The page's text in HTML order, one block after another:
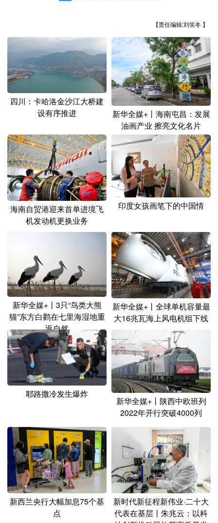
Deutsch Português
【责任编辑:刘笑冬 】
四川：卡哈洛金沙江大桥建
设有序推进
新华全媒+丨海南屯昌：发展
油画产业 擦亮文化名片
海南自贸港迎来首单进境飞
机发动机更换业务
印度女孩画笔下的中国情
新华全媒+丨3只“鸟类大熊
猫”东方白鹳在七里海湿地重
返自然
新华全媒+丨全球单机容量最
大16兆瓦海上风电机组下线
耶路撒冷发生爆炸
新华全媒+丨陕西中欧班列
2022年开行突破4000列
新西兰央行大幅加息75个基
点
新时代新征程新伟业·二十大
代表在基层丨朱兆云：以科